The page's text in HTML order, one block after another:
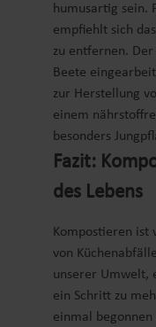
humusartig sein.
empfiehlt sich
zu entfernen.
Beete
zur Herstellung
einem
besonders
Fazit:
des Lebens
Kompostieren ist
von
unserer Umwelt,
ein Schritt zu
einmal